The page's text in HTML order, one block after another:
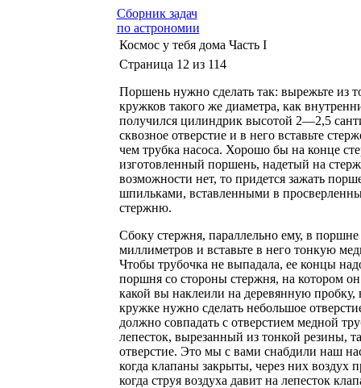
Сборник задач
по астрономии
Космос у тебя дома Часть I
Страница 12 из 114
Поршень нужно сделать так: вырежьте из
кружков такого же диаметра, как
получился цилиндрик высотой 2—2,5
сквозное отверстие и в него вставьте
чем трубка насоса. Хорошо бы на конце
изготовленный поршень, надетый на
возможности нет, то придется зажать
шпильками, вставленными в
стержню.
Сбоку стержня, параллельно ему, в
миллиметров и вставьте в него тонкую
Чтобы трубочка не выпадала, ее концы
поршня со стороны стержня, на котором
какой вы наклеили на деревянную
кружке нужно сделать небольшое
должно совпадать с отверстием медной
лепесток, вырезанный из тонкой резины,
отверстие. Это мы с вами снабдили наш
когда клапаны закрыты, через них воздух
когда струя воздуха давит на лепесток